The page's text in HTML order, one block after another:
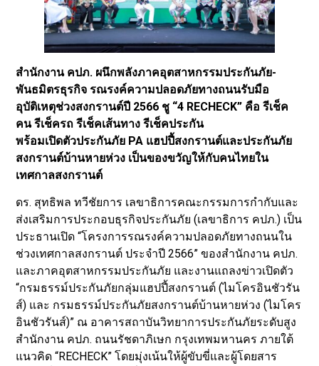
สำนักงาน คปภ. ผนึกพลังภาคอุตสาหกรรมประกันภัย-
พันธมิตรธุรกิจ รณรงค์ความปลอดภัยทางถนนรับมือ
อุบัติเหตุช่วงสงกรานต์ปี 2566 ชู “4 RECHECK” คือ รีเช็ค
คน รีเช็ครถ รีเช็คเส้นทาง รีเช็คประกัน
พร้อมเปิดตัวประกันภัย PA แฮปปี้สงกรานต์และประกันภัย
สงกรานต์บ้านหายห่วง เป็นของขวัญให้กับคนไทยใน
เทศกาลสงกรานต์
ดร. สุทธิพล ทวีชัยการ เลขาธิการคณะกรรมการกำกับและ
ส่งเสริมการประกอบธุรกิจประกันภัย (เลขาธิการ คปภ.) เป็น
ประธานเปิด “โครงการรณรงค์ความปลอดภัยทางถนนใน
ช่วงเทศกาลสงกรานต์ ประจำปี 2566” ของสำนักงาน คปภ.
และภาคอุตสาหกรรมประกันภัย และงานแถลงข่าวเปิดตัว
“กรมธรรม์ประกันภัยกลุ่มแฮปปี้สงกรานต์ (ไมโครอินชัวรัน
ส์) และ กรมธรรม์ประกันภัยสงกรานต์บ้านหายห่วง (ไมโคร
อินชัวรันส์)” ณ อาคารสถาบันวิทยาการประกันภัยระดับสูง
สำนักงาน คปภ. ถนนรัชดาภิเษก กรุงเทพมหานคร ภายใต้
แนวคิด “RECHECK” โดยมุ่งเน้นให้ผู้ขับขี่และผู้โดยสาร